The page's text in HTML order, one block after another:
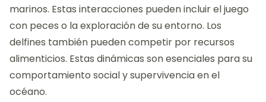
marinos. Estas interacciones pueden incluir el juego
con peces o la exploración de su entorno. Los
delfines también pueden competir por recursos
alimenticios. Estas dinámicas son esenciales para su
comportamiento social y supervivencia en el
océano.